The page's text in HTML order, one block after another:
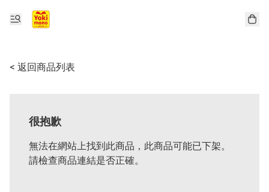
< 返回商品列表
很抱歉
無法在網站上找到此商品，此商品可能已下架。
請檢查商品連結是否正確。